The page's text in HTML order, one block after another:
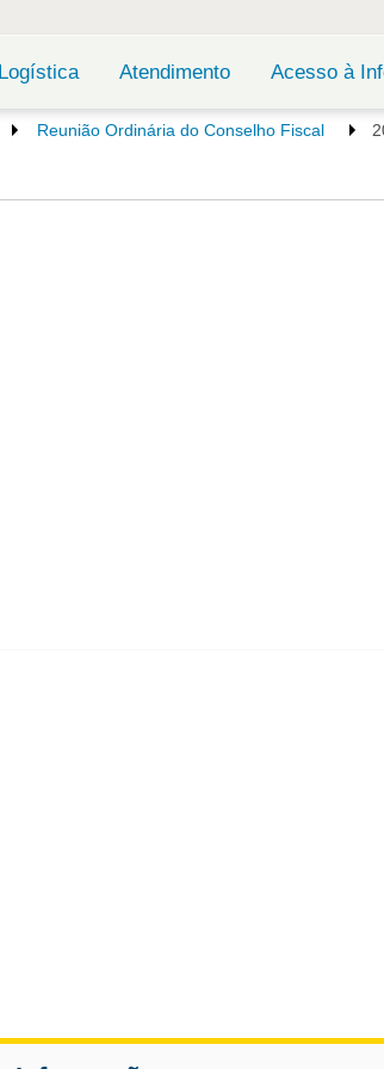
Logística Atendimento Acesso à
Reunião Ordinária do Conselho Fiscal